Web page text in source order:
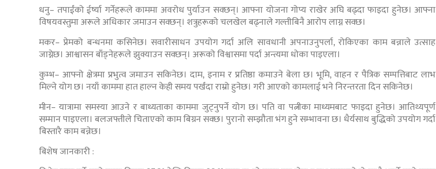
धनु– तपाईंको ईर्ष्या गर्नेहरूले काममा अवरोध पुर्याउन सक्छन्। आफ्ना योजना गोप्य राखेर अघि बढ्दा फाइदा हुनेछ। आफ्ना
विषयवस्तुमा अरूले अधिकार जमाउन सक्छन्। शत्रुहरूको चलखेल बढ्नाले गल्तीबिनै आरोप लाग्न सक्छ।
मकर– प्रेमको बन्धनमा कसिनेछ। सवारीसाधन उपयोग गर्दा अलि सावधानी अपनाउनुपर्ला, रोकिएका काम बन्नाले उत्साह
जाग्नेछ। आश्वासन बाँड्नेहरूले झुक्याउन सक्छन्। अरूको विश्वासमा पर्दा अन्त्यमा धोका पाइएला।
कुम्भ– आफ्नो क्षेत्रमा प्रभुत्व जमाउन सकिनेछ। दाम, इनाम र प्रतिष्ठा कमाउने बेला छ। भूमि, वाहन र पैत्रिक सम्पत्तिबाट लाभ
मिल्ने योग छ। नयाँ काममा हात हाल्न केही समय पर्खंदा राम्रो हुनेछ। गरी आएको कामलाई भने निरन्तरता दिन सकिनेछ।
मीन– यात्रामा समस्या आउने र बाध्यताका काममा जुट्नुपर्ने योग छ। पति वा पत्नीका माध्यमबाट फाइदा हुनेछ। आतिथ्यपूर्ण
सम्मान पाइएला। बलजफ्तीले चिताएको काम बिग्रन सक्छ। पुरानो सम्झौता भंग हुने सम्भावना छ। धैर्यसाथ बुद्धिको उपयोग गर्दा
बिस्तारै काम बन्नेछ।
बिशेष जानकारी :